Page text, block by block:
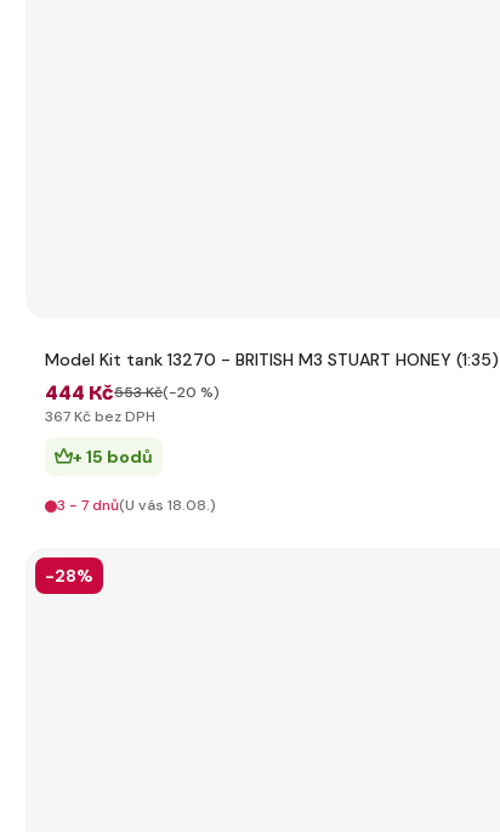
Model Kit tank 13270 - BRITISH M3 STUART HONEY (1:35)
444 Kč553 Kč(-20 %)
367 Kč bez DPH
+ 15 bodů
3 - 7 dnů(U vás 18.08.)
-28%